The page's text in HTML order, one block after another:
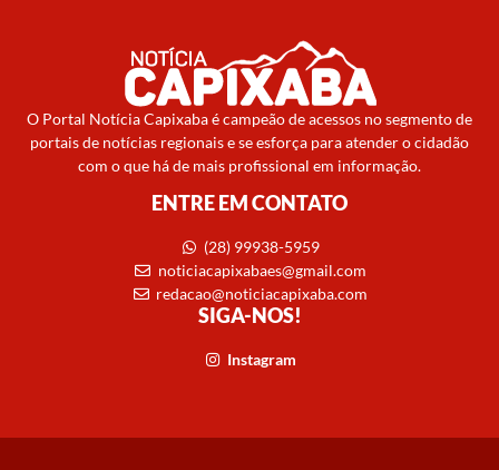
O Portal Notícia Capixaba é campeão de acessos no segmento de
portais de notícias regionais e se esforça para atender o cidadão
com o que há de mais profissional em informação.
ENTRE EM CONTATO
(28) 99938-5959
noticiacapixabaes@gmail.com
redacao@noticiacapixaba.com
SIGA-NOS!
Instagram